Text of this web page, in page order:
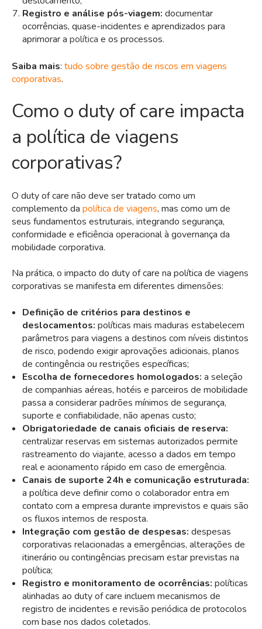
Registro e análise pós-viagem: documentar
ocorrências, quase-incidentes e aprendizados para
aprimorar a política e os processos.
Saiba mais: tudo sobre gestão de riscos em viagens
corporativas.
Como o duty of care impacta
a política de viagens
corporativas?
O duty of care não deve ser tratado como um
complemento da política de viagens, mas como um de
seus fundamentos estruturais, integrando segurança,
conformidade e eficiência operacional à governança da
mobilidade corporativa.
Na prática, o impacto do duty of care na política de viagens
corporativas se manifesta em diferentes dimensões:
Definição de critérios para destinos e
deslocamentos: políticas mais maduras estabelecem
parâmetros para viagens a destinos com níveis distintos
de risco, podendo exigir aprovações adicionais, planos
de contingência ou restrições específicas;
Escolha de fornecedores homologados: a seleção
de companhias aéreas, hotéis e parceiros de mobilidade
passa a considerar padrões mínimos de segurança,
suporte e confiabilidade, não apenas custo;
Obrigatoriedade de canais oficiais de reserva:
centralizarreservas em sistemas autorizados permite
rastreamento do viajante, acesso a dados em tempo
real e acionamento rápido em caso de emergência.
Canais de suporte 24h e comunicação estruturada:
a política deve definir como o colaborador entra em
contato com a empresa durante imprevistos e quais são
os fluxos internos de resposta.
Integração com gestão de despesas: despesas
corporativas relacionadas a emergências, alterações de
itinerário ou contingências precisam estar previstas na
política;
Registro e monitoramento de ocorrências: políticas
alinhadas ao duty of care incluem mecanismos de
registro de incidentes e revisão periódica de protocolos
com base nos dados coletados.